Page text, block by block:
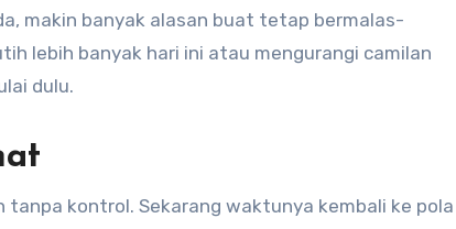
makin banyak alasan buat tetap bermalas-
lebih banyak hari ini atau mengurangi camilan
dulu.
tanpa kontrol. Sekarang waktunya kembali ke pola